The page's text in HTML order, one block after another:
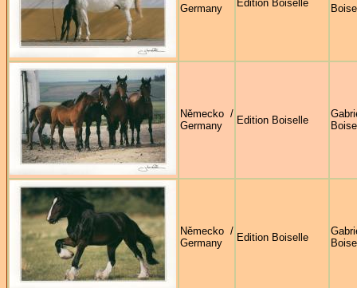
Germany
Edition Boiselle
Německo /
Germany
Edition Boiselle
Německo /
Germany
Edition Boiselle